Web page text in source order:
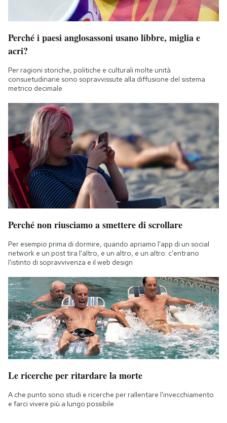
Perché i paesi anglosassoni usano libbre, miglia e
acri?
Per ragioni storiche, politiche e culturali molte unità
consuetudinarie sono sopravvissute alla diffusione del sistema
metrico decimale
Perché non riusciamo a smettere di scrollare
Per esempio prima di dormire, quando apriamo l'app di un social
network e un post tira l'altro, e un altro, e un altro: c'entrano
l'istinto di sopravvivenza e il web design
Le ricerche per ritardare la morte
A che punto sono studi e ricerche per rallentare l'invecchiamento
e farci vivere più a lungo possibile